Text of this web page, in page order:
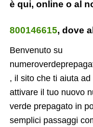
è qui, online o al
800146615, dove
Benvenuto su
, il sito che ti aiuta ad
attivare il tuo nuovo
verde prepagato in
semplici passaggi